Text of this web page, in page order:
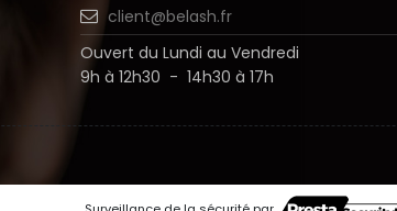
client@belash.fr
Ouvert du Lundi au Vendredi
9h à 12h30 - 14h30 à 17h